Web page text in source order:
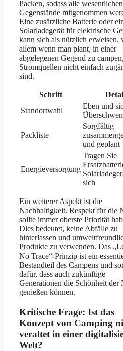
Packen, sodass alle wesentlichen
Gegenstände mitgenommen
Eine zusätzliche Batterie oder
Solarladegerät für elektrische
kann sich als nützlich erweisen,
allem wenn man plant, in einer
abgelegenen Gegend zu
Stromquellen nicht einfach
sind.
Schritt
Standortwahl
Eben und
Packliste
Sorgfältig
und geplant
Energieversorgung
Tragen Sie
sich
Ein weiterer Aspekt ist die
Nachhaltigkeit. Respekt für die
sollte immer oberste Priorität
Dies bedeutet, keine Abfälle zu
hinterlassen und
Produkte zu verwenden. Das
No Trace“-Prinzip ist ein
Bestandteil des Campens und
dafür, dass auch zukünftige
Generationen die Schönheit der
genießen können.
Kritische Frage: Ist das
Konzept von Camping
veraltet in einer
Welt?